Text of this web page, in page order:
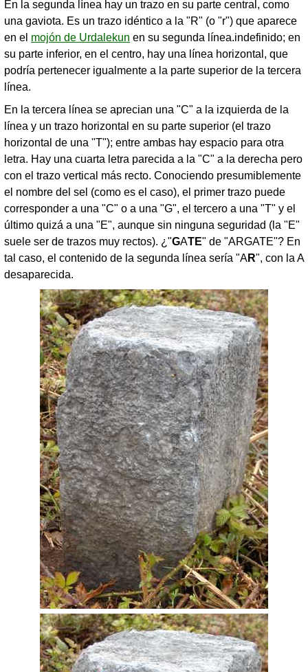
En la segunda línea hay un trazo en su parte central, como
una gaviota. Es un trazo idéntico a la "R" (o "r") que aparece
en el mojón de Urdalekun en su segunda línea.indefinido; en
su parte inferior, en el centro, hay una línea horizontal, que
podría pertenecer igualmente a la parte superior de la tercera
línea.
En la tercera línea se aprecian una "C" a la izquierda de la
línea y un trazo horizontal en su parte superior (el trazo
horizontal de una "T"); entre ambas hay espacio para otra
letra. Hay una cuarta letra parecida a la "C" a la derecha pero
con el trazo vertical más recto. Conociendo presumiblemente
el nombre del sel (como es el caso), el primer trazo puede
corresponder a una "C" o a una "G", el tercero a una "T" y el
último quizá a una "E", aunque sin ninguna seguridad (la "E"
suele ser de trazos muy rectos). ¿"GATE" de "ARGATE"? En
tal caso, el contenido de la segunda línea sería "AR", con la A
desaparecida.